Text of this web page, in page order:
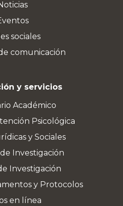
sociales
comunicación
y servicios
Académico
Psicológica
y Sociales
Investigación
Investigación
y Protocolos
en línea